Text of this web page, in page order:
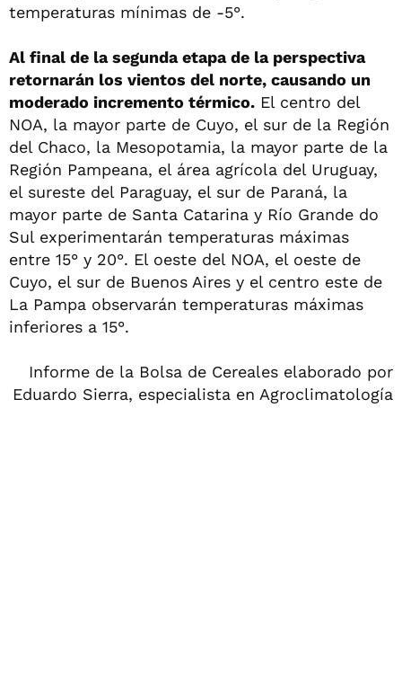
temperaturas mínimas de -5°.
Al final de la segunda etapa de la perspectiva
retornarán los vientos del norte, causando un
moderado incremento térmico. El centro del
NOA, la mayor parte de Cuyo, el sur de la Región
del Chaco, la Mesopotamia, la mayor parte de la
Región Pampeana, el área agrícola del Uruguay,
el sureste del Paraguay, el sur de Paraná, la
mayor parte de Santa Catarina y Río Grande do
Sul experimentarán temperaturas máximas
entre 15° y 20°. El oeste del NOA, el oeste de
Cuyo, el sur de Buenos Aires y el centro este de
La Pampa observarán temperaturas máximas
inferiores a 15°.
Informe de la Bolsa de Cereales elaborado por
Eduardo Sierra, especialista en Agroclimatología